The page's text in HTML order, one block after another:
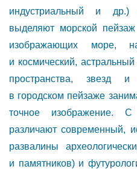
индустриальный и
выделяют морской
изображающих море,
и космический,
пространства, звезд
в городском пейзаже
точное изображение.
различают современный,
развалины
и памятников) и